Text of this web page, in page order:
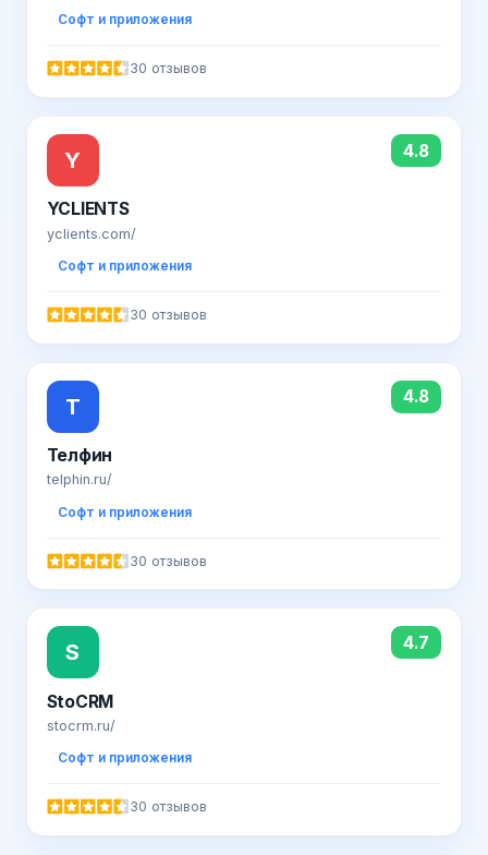
Софт и приложения
30 отзывов
Y 4.8
YCLIENTS
yclients.com/
Софт и приложения
30 отзывов
Т 4.8
Телфин
telphin.ru/
Софт и приложения
30 отзывов
S 4.7
StoCRM
stocrm.ru/
Софт и приложения
30 отзывов